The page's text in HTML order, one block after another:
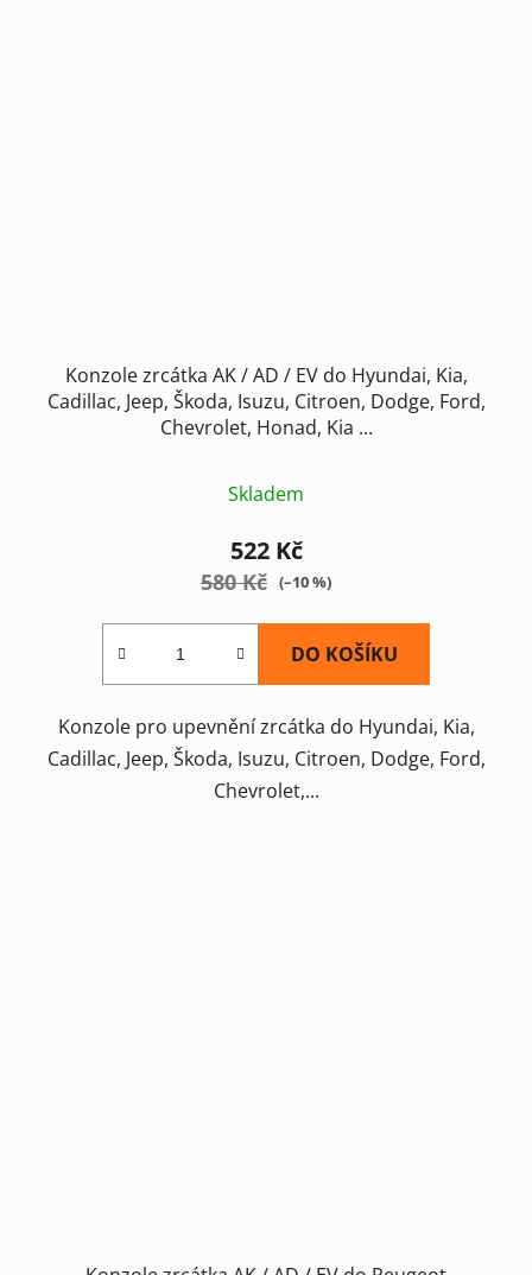
Konzole zrcátka AK / AD / EV do Hyundai, Kia,
Cadillac, Jeep, Škoda, Isuzu, Citroen, Dodge, Ford,
Chevrolet, Honad, Kia ...
Skladem
522 Kč
580 Kč (–10 %)
DO KOŠÍKU
Konzole pro upevnění zrcátka do Hyundai, Kia,
Cadillac, Jeep, Škoda, Isuzu, Citroen, Dodge, Ford,
Chevrolet,...